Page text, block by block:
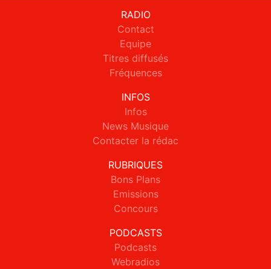
RADIO
Contact
Equipe
Titres diffusés
Fréquences
INFOS
Infos
News Musique
Contacter la rédac
RUBRIQUES
Bons Plans
Emissions
Concours
PODCASTS
Podcasts
Webradios